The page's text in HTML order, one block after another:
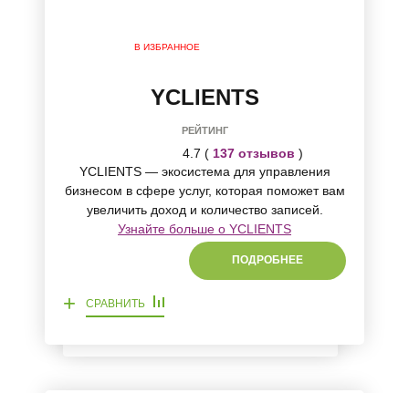
В ИЗБРАННОЕ
YCLIENTS
РЕЙТИНГ
4.7 ( 137 отзывов )
YCLIENTS — экосистема для управления
бизнесом в сфере услуг, которая поможет вам
увеличить доход и количество записей.
Узнайте больше о YCLIENTS
ПОДРОБНЕЕ
+ СРАВНИТЬ